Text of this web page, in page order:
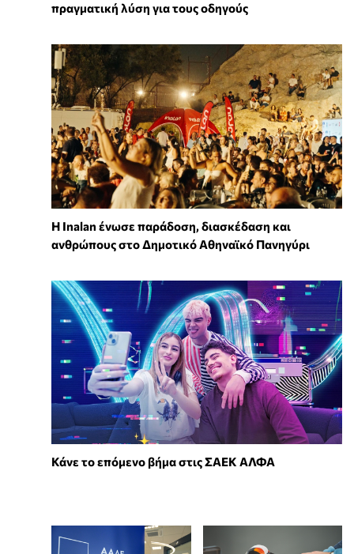
πραγματική λύση για τους οδηγούς
Η Inalan ένωσε παράδοση, διασκέδαση και
ανθρώπους στο Δημοτικό Αθηναϊκό Πανηγύρι
Κάνε το επόμενο βήμα στις ΣΑΕΚ ΑΛΦΑ